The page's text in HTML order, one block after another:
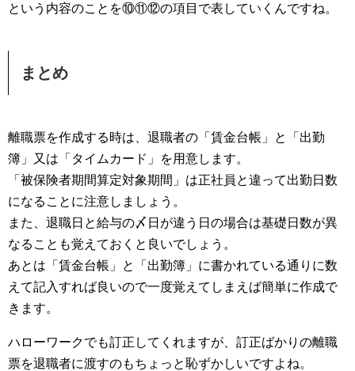
という内容のことを⑩⑪⑫の項目で表していくんですね。
まとめ
離職票を作成する時は、退職者の「賃金台帳」と「出勤
簿」又は「タイムカード」を用意します。
「被保険者期間算定対象期間」は正社員と違って出勤日数
になることに注意しましょう。
また、退職日と給与の〆日が違う日の場合は基礎日数が異
なることも覚えておくと良いでしょう。
あとは「賃金台帳」と「出勤簿」に書かれている通りに数
えて記入すれば良いので一度覚えてしまえば簡単に作成で
きます。
ハローワークでも訂正してくれますが、訂正ばかりの離職
票を退職者に渡すのもちょっと恥ずかしいですよね。